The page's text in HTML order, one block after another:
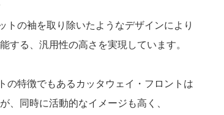
トの袖を取り除いたようなデザインにより
する、汎用性の高さを実現しています。
の特徴でもあるカッタウェイ・フロントは
、同時に活動的なイメージも高く、